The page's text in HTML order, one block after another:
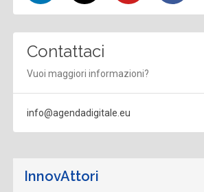
Contattaci
Vuoi maggiori informazioni?
info@agendadigitale.eu
InnovAttori